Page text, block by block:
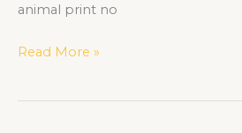
animal print no
Read More »